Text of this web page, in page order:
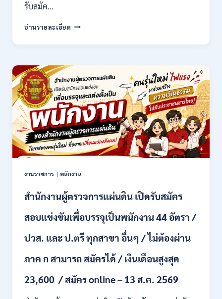
ผ่าน
ก
กพ.
สมัคร
ONLINE
17
–
28
สิงหาคม
2569
รับสมัค…
อ่านรายละเอียด มหาวิทยาลัย
ราช
ล้าน
เชียงใหม่
เปิด
รับ
สมัคร
คัด
เลือก
บุคคล
เพื่อ
เป็น
ชั่วคราว
หลาย
อัตรา
/
ป.ตรี
หลาย
+
เงิน
งานราชการ | พนักงาน
สำนักงานผู้ตรวจการแผ่นดิน เปิดรับสมัคร
สอบแข่งขันเพื่อบรรจุเป็นพนักงาน 44 อัตรา /
ปวส. และ ป.ตรี ทุกสาขา อื่นๆ / ไม่ต้องผ่าน
ภาค ก สามารถ สมัครได้ / เงินเดือนสูงสุด
23,600 / สมัคร online – 13 ส.ค. 2569